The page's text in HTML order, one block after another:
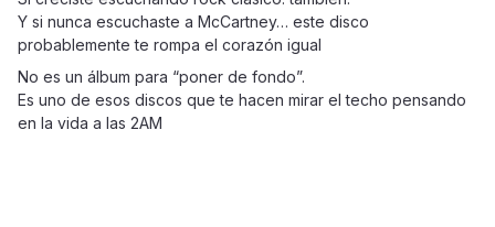
Y si nunca escuchaste a McCartney… este disco
probablemente te rompa el corazón igual
No es un álbum para “poner de fondo”.
Es uno de esos discos que te hacen mirar el techo pensando
en la vida a las 2AM